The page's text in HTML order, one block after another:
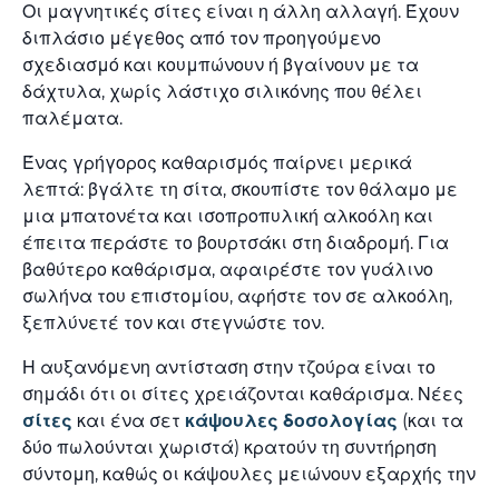
Οι μαγνητικές σίτες είναι η άλλη αλλαγή. Έχουν
διπλάσιο μέγεθος από τον προηγούμενο
σχεδιασμό και κουμπώνουν ή βγαίνουν με τα
δάχτυλα, χωρίς λάστιχο σιλικόνης που θέλει
παλέματα.
Ένας γρήγορος καθαρισμός παίρνει μερικά
λεπτά: βγάλτε τη σίτα, σκουπίστε τον θάλαμο με
μια μπατονέτα και ισοπροπυλική αλκοόλη και
έπειτα περάστε το βουρτσάκι στη διαδρομή. Για
βαθύτερο καθάρισμα, αφαιρέστε τον γυάλινο
σωλήνα του επιστομίου, αφήστε τον σε αλκοόλη,
ξεπλύνετέ τον και στεγνώστε τον.
Η αυξανόμενη αντίσταση στην τζούρα είναι το
σημάδι ότι οι σίτες χρειάζονται καθάρισμα. Νέες
σίτες και ένα σετ κάψουλες δοσολογίας (και τα
δύο πωλούνται χωριστά) κρατούν τη συντήρηση
σύντομη, καθώς οι κάψουλες μειώνουν εξαρχής την